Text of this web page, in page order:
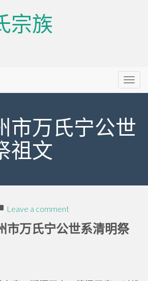
宗族
市万氏宁公世
祖文
Leave a comment
万氏宁公世系清明祭